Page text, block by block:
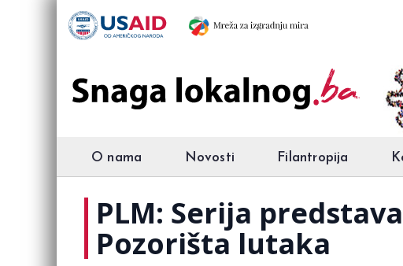
O nama Novosti Filantropija
PLM: Serija
Pozorišta lutaka